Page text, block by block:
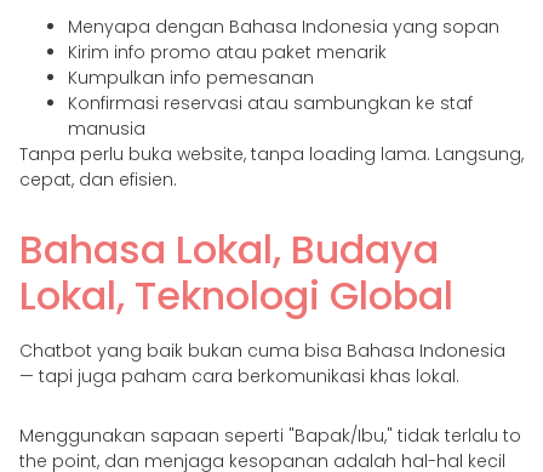
Menyapa dengan Bahasa Indonesia yang sopan
Kirim info promo atau paket menarik
Kumpulkan info pemesanan
Konfirmasi reservasi atau sambungkan ke staf
manusia
Tanpa perlu buka website, tanpa loading lama. Langsung,
cepat, dan efisien.
Bahasa Lokal, Budaya
Lokal, Teknologi Global
Chatbot yang baik bukan cuma bisa Bahasa Indonesia
— tapi juga paham cara berkomunikasi khas lokal.
Menggunakan sapaan seperti "Bapak/Ibu," tidak terlalu to
the point, dan menjaga kesopanan adalah hal-hal kecil